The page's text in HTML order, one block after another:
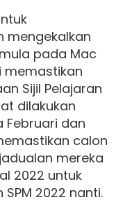
mengekalkan
pada Mac
memastikan
Sijil Pelajaran
dilakukan
Februari dan
calon
mereka
2022 untuk
2022 nanti.